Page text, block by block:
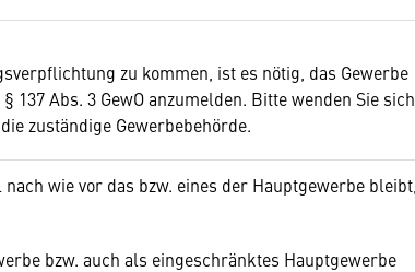
zu kommen, ist es nötig, das Gewerbe
137 Abs. 3 GewO anzumelden. Bitte wenden Sie sich
zuständige Gewerbebehörde.
wie vor das bzw. eines der Hauptgewerbe bleibt,
bzw. auch als eingeschränktes Hauptgewerbe